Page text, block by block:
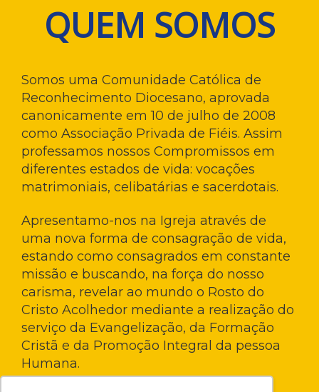
QUEM SOMOS
Somos uma Comunidade Católica de
Reconhecimento Diocesano, aprovada
canonicamente em 10 de julho de 2008
como Associação Privada de Fiéis. Assim
professamos nossos Compromissos em
diferentes estados de vida: vocações
matrimoniais, celibatárias e sacerdotais.
Apresentamo-nos na Igreja através de
uma nova forma de consagração de vida,
estando como consagrados em constante
missão e buscando, na força do nosso
carisma, revelar ao mundo o Rosto do
Cristo Acolhedor mediante a realização do
serviço da Evangelização, da Formação
Cristã e da Promoção Integral da pessoa
Humana.